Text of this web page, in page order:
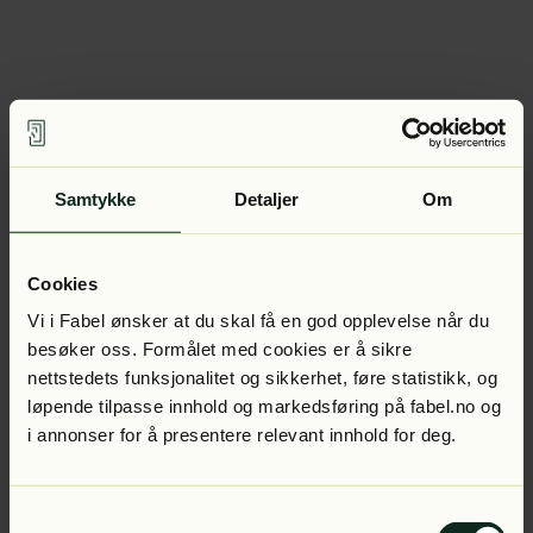
Samtykke Detaljer Om
Cookies
Vi i Fabel ønsker at du skal få en god opplevelse når du
besøker oss. Formålet med cookies er å sikre
nettstedets funksjonalitet og sikkerhet, føre statistikk, og
løpende tilpasse innhold og markedsføring på fabel.no og
i annonser for å presentere relevant innhold for deg.